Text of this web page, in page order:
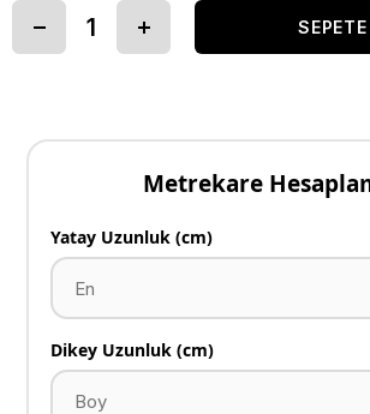
Metrekare
Yatay Uzunluk (cm)
Dikey Uzunluk (cm)